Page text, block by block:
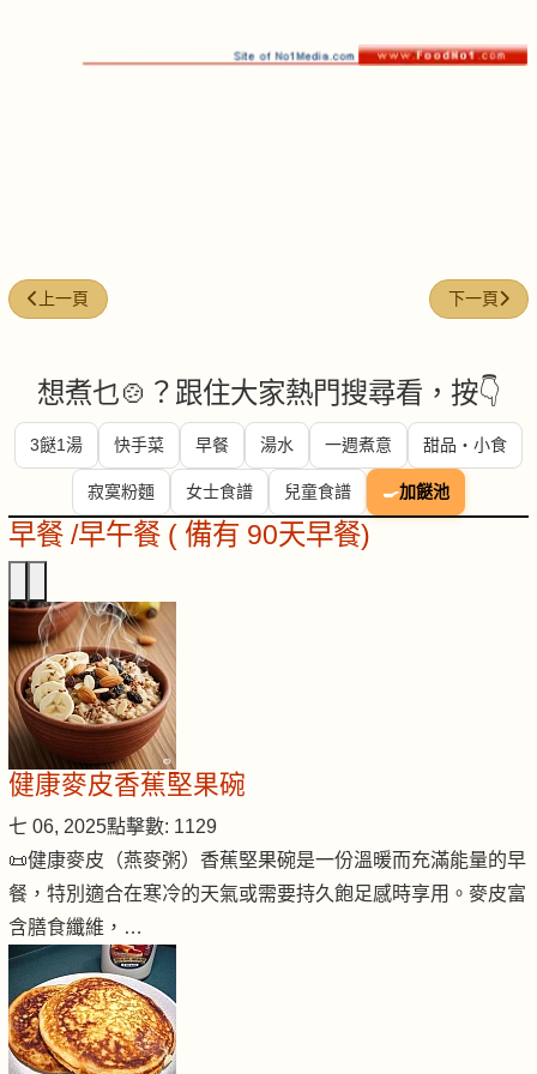
上一篇文章: 金針雲耳蒸雞
上一頁 下一篇文章
下一頁
想煮乜🍲？跟住大家熱門搜尋看，按👇
3餸1湯 快手菜 早餐 湯水 一週煮意 甜品・小食
寂寞粉麵 女士食譜 兒童食譜 🍳加餸池
早餐 /早午餐 ( 備有 90天早餐)
健康麥皮香蕉堅果碗
七 06, 2025點擊數: 1129
📜健康麥皮（燕麥粥）香蕉堅果碗是一份溫暖而充滿能量的早
餐，特別適合在寒冷的天氣或需要持久飽足感時享用。麥皮富
含膳食纖維，…